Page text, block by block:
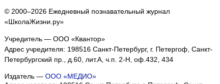
© 2000–2026 Ежедневный познавательный журнал
«ШколаЖизни.ру»
Учредитель — ООО «Квантор»
Адрес учредителя: 198516 Санкт-Петербург, г. Петергоф, Санкт-
Петербургский пр., д.60, лит.А, ч.п. 2-Н, оф.432, 434
Издатель — ООО «МЕДИО»